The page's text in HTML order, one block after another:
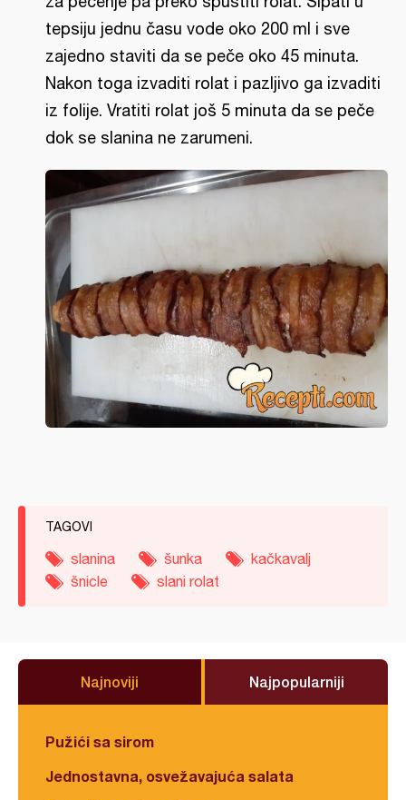
tepsiju jednu času vode oko 200 ml i sve
zajedno staviti da se peče oko 45 minuta.
Nakon toga izvaditi rolat i pazljivo ga izvaditi
iz folije. Vratiti rolat još 5 minuta da se peče
dok se slanina ne zarumeni.
TAGOVI
slanina šunka
kačkavalj
šnicle
slani rolat
Najnoviji Najpopularniji
Pužići sa sirom
Jednostavna, osvežavajuća salata